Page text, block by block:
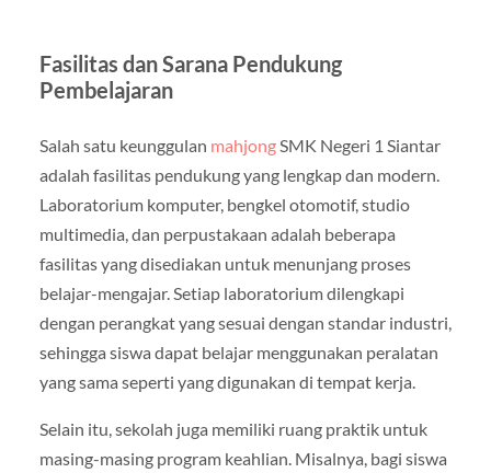
Fasilitas dan Sarana Pendukung
Pembelajaran
Salah satu keunggulan mahjongSMK Negeri 1 Siantar
adalah fasilitas pendukung yang lengkap dan modern.
Laboratorium komputer, bengkel otomotif, studio
multimedia, dan perpustakaan adalah beberapa
fasilitas yang disediakan untuk menunjang proses
belajar-mengajar. Setiap laboratorium dilengkapi
dengan perangkat yang sesuai dengan standar industri,
sehingga siswa dapat belajar menggunakan peralatan
yang sama seperti yang digunakan di tempat kerja.
Selain itu, sekolah juga memiliki ruang praktik untuk
masing-masing program keahlian. Misalnya, bagi siswa